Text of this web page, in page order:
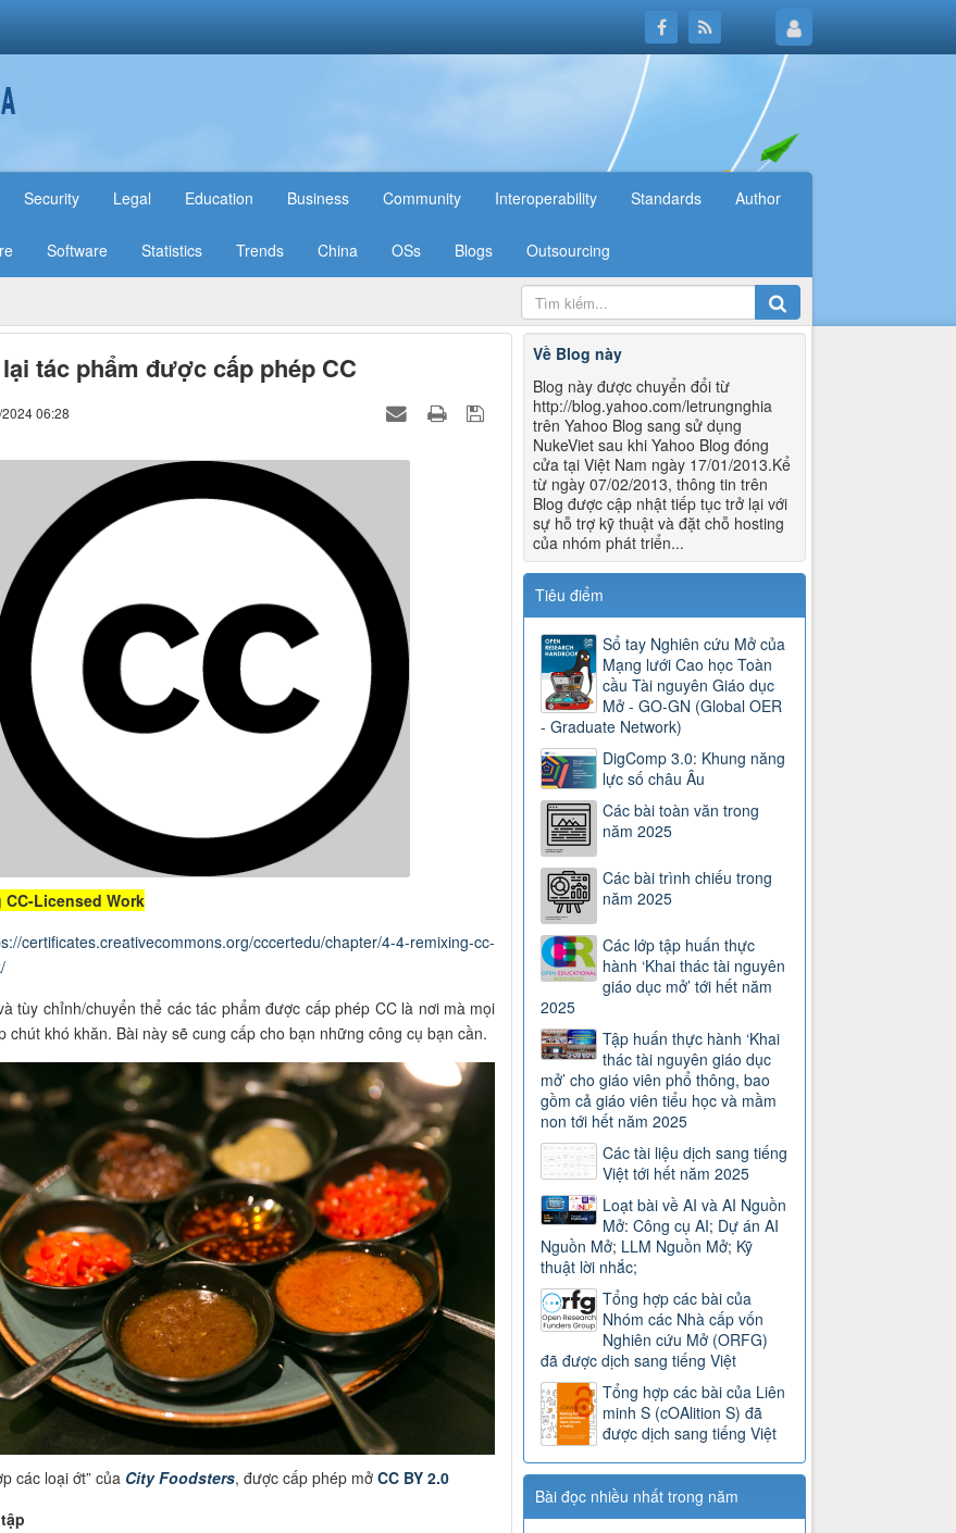
Security Legal Education Business Community Interoperability Standards Author
Software Statistics Trends China OSs Blogs Outsourcing
tác phẩm được cấp phép CC
06:28
CC-Licensed Work
certificates.creativecommons.org/cccertedu/chapter/4-4-remixing-cc-
tùy chỉnh/chuyển thể các tác phẩm được cấp phép CC là nơi mà mọi
chút khó khăn. Bài này sẽ cung cấp cho bạn những công cụ bạn cần.
các loại ớt” của City Foodsters, được cấp phép mở CC BY 2.0
Về Blog này
Blog này được chuyển đổi từ
http://blog.yahoo.com/letrungnghia
trên Yahoo Blog sang sử dụng
NukeViet sau khi Yahoo Blog đóng
cửa tại Việt Nam ngày 17/01/2013.Kể
từ ngày 07/02/2013, thông tin trên
Blog được cập nhật tiếp tục trở lại với
sự hỗ trợ kỹ thuật và đặt chỗ hosting
của nhóm phát triển...
Tiêu điểm
Sổ tay Nghiên cứu Mở của
Mạng lưới Cao học Toàn
cầu Tài nguyên Giáo dục
Mở - GO-GN (Global OER
- Graduate Network)
DigComp 3.0: Khung năng
lực số châu Âu
Các bài toàn văn trong
năm 2025
Các bài trình chiếu trong
năm 2025
Các lớp tập huấn thực
hành ‘Khai thác tài nguyên
giáo dục mở’ tới hết năm
2025
Tập huấn thực hành ‘Khai
thác tài nguyên giáo dục
mở’ cho giáo viên phổ thông, bao
gồm cả giáo viên tiểu học và mầm
non tới hết năm 2025
Các tài liệu dịch sang tiếng
Việt tới hết năm 2025
Loạt bài về AI và AI Nguồn
Mở: Công cụ AI; Dự án AI
Nguồn Mở; LLM Nguồn Mở; Kỹ
thuật lời nhắc;
Tổng hợp các bài của
Nhóm các Nhà cấp vốn
Nghiên cứu Mở (ORFG)
đã được dịch sang tiếng Việt
Tổng hợp các bài của Liên
minh S (cOAlition S) đã
được dịch sang tiếng Việt
Bài đọc nhiều nhất trong năm